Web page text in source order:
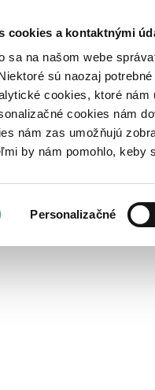
cookies a kontaktnými
sa na našom webe
sú naozaj
cookies, ktoré
cookies nám
nám zas umožňujú
by nám pomohlo,
Personalizačné